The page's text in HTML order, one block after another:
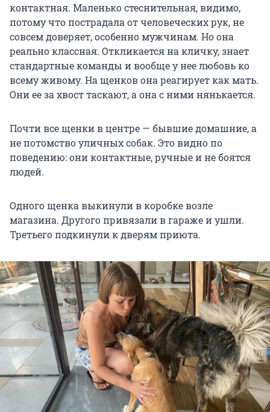
контактная. Маленько стеснительная, видимо,
потому что пострадала от человеческих рук, не
совсем доверяет, особенно мужчинам. Но она
реально классная. Откликается на кличку, знает
стандартные команды и вообще у нее любовь ко
всему живому. На щенков она реагирует как мать.
Они ее за хвост таскают, а она с ними нянькается.
Почти все щенки в центре — бывшие домашние, а
не потомство уличных собак. Это видно по
поведению: они контактные, ручные и не боятся
людей.
Одного щенка выкинули в коробке возле
магазина. Другого привязали в гараже и ушли.
Третьего подкинули к дверям приюта.